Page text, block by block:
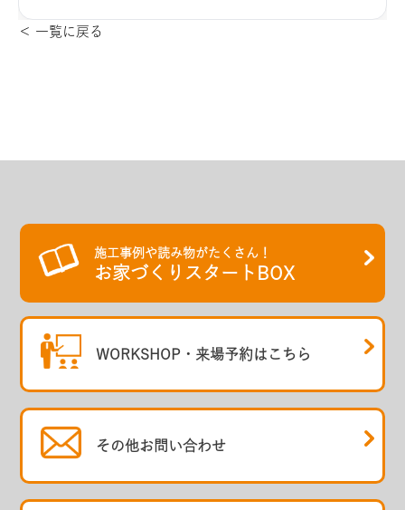
＜ 一覧に戻る
施工事例や読み物がたくさん！
お家づくりスタートBOX
WORKSHOP・ 来場予約はこちら
その他お問い合わせ